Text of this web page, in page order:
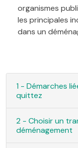
organismes
les principales
dans un
1 - Démarches
quittez
2 - Choisir un
déménagement